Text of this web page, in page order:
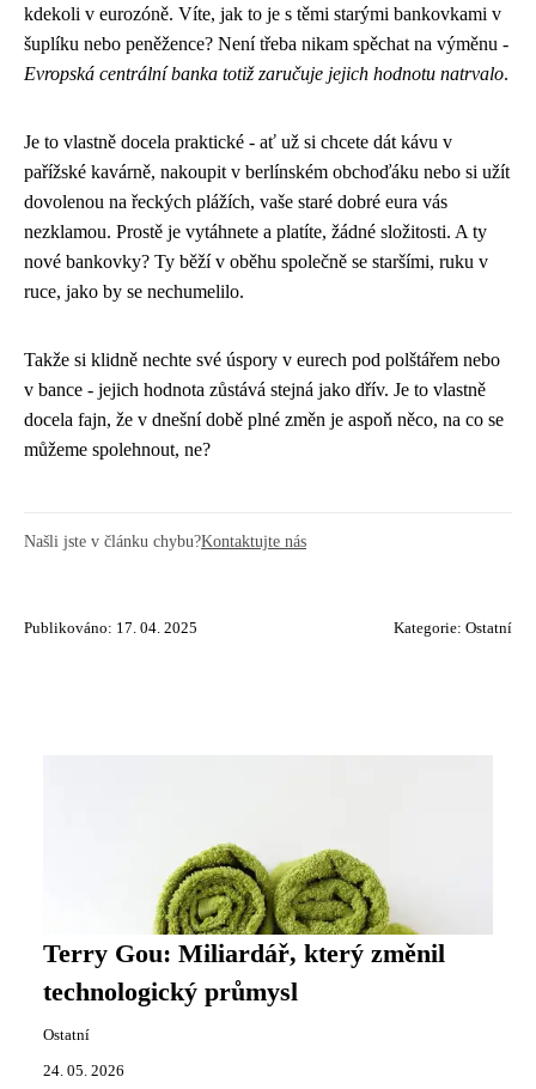
kdekoli v eurozóně. Víte, jak to je s těmi starými bankovkami v
šuplíku nebo peněžence? Není třeba nikam spěchat na výměnu -
Evropská centrální banka totiž zaručuje jejich hodnotu natrvalo.
Je to vlastně docela praktické - ať už si chcete dát kávu v
pařížské kavárně, nakoupit v berlínském obchoďáku nebo si užít
dovolenou na řeckých plážích, vaše staré dobré eura vás
nezklamou. Prostě je vytáhnete a platíte, žádné složitosti. A ty
nové bankovky? Ty běží v oběhu společně se staršími, ruku v
ruce, jako by se nechumelilo.
Takže si klidně nechte své úspory v eurech pod polštářem nebo
v bance - jejich hodnota zůstává stejná jako dřív. Je to vlastně
docela fajn, že v dnešní době plné změn je aspoň něco, na co se
můžeme spolehnout, ne?
Našli jste v článku chybu?Kontaktujte nás
Publikováno: 17. 04. 2025 Kategorie: Ostatní
Terry Gou: Miliardář, který změnil
technologický průmysl
Ostatní
24. 05. 2026